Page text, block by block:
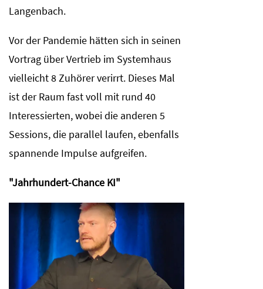
Langenbach.
Vor der Pandemie hätten sich in seinen
Vortrag über Vertrieb im Systemhaus
vielleicht 8 Zuhörer verirrt. Dieses Mal
ist der Raum fast voll mit rund 40
Interessierten, wobei die anderen 5
Sessions, die parallel laufen, ebenfalls
spannende Impulse aufgreifen.
"Jahrhundert-Chance KI"